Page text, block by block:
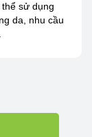
thể sử dụng
da, nhu cầu